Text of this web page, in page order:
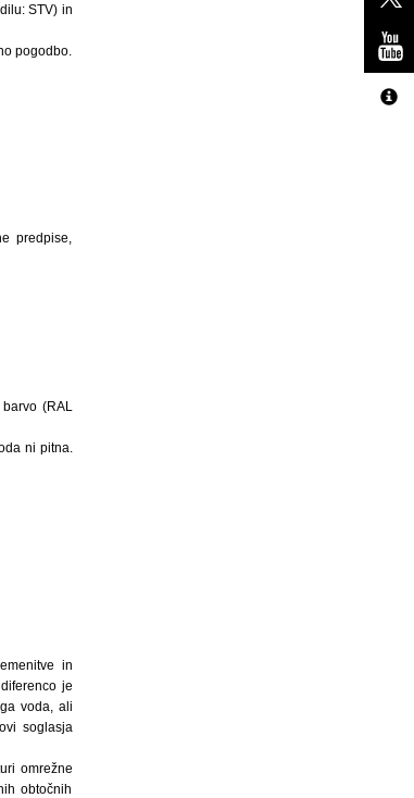
STV) in
pogodbo.
predpise,
(RAL
ni pitna.
in
je
voda, ali
soglasja
omrežne
obtočnih